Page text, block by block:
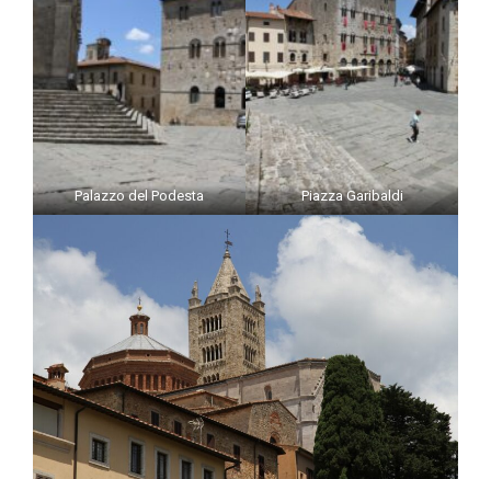
Palazzo del Podesta Piazza Garibaldi